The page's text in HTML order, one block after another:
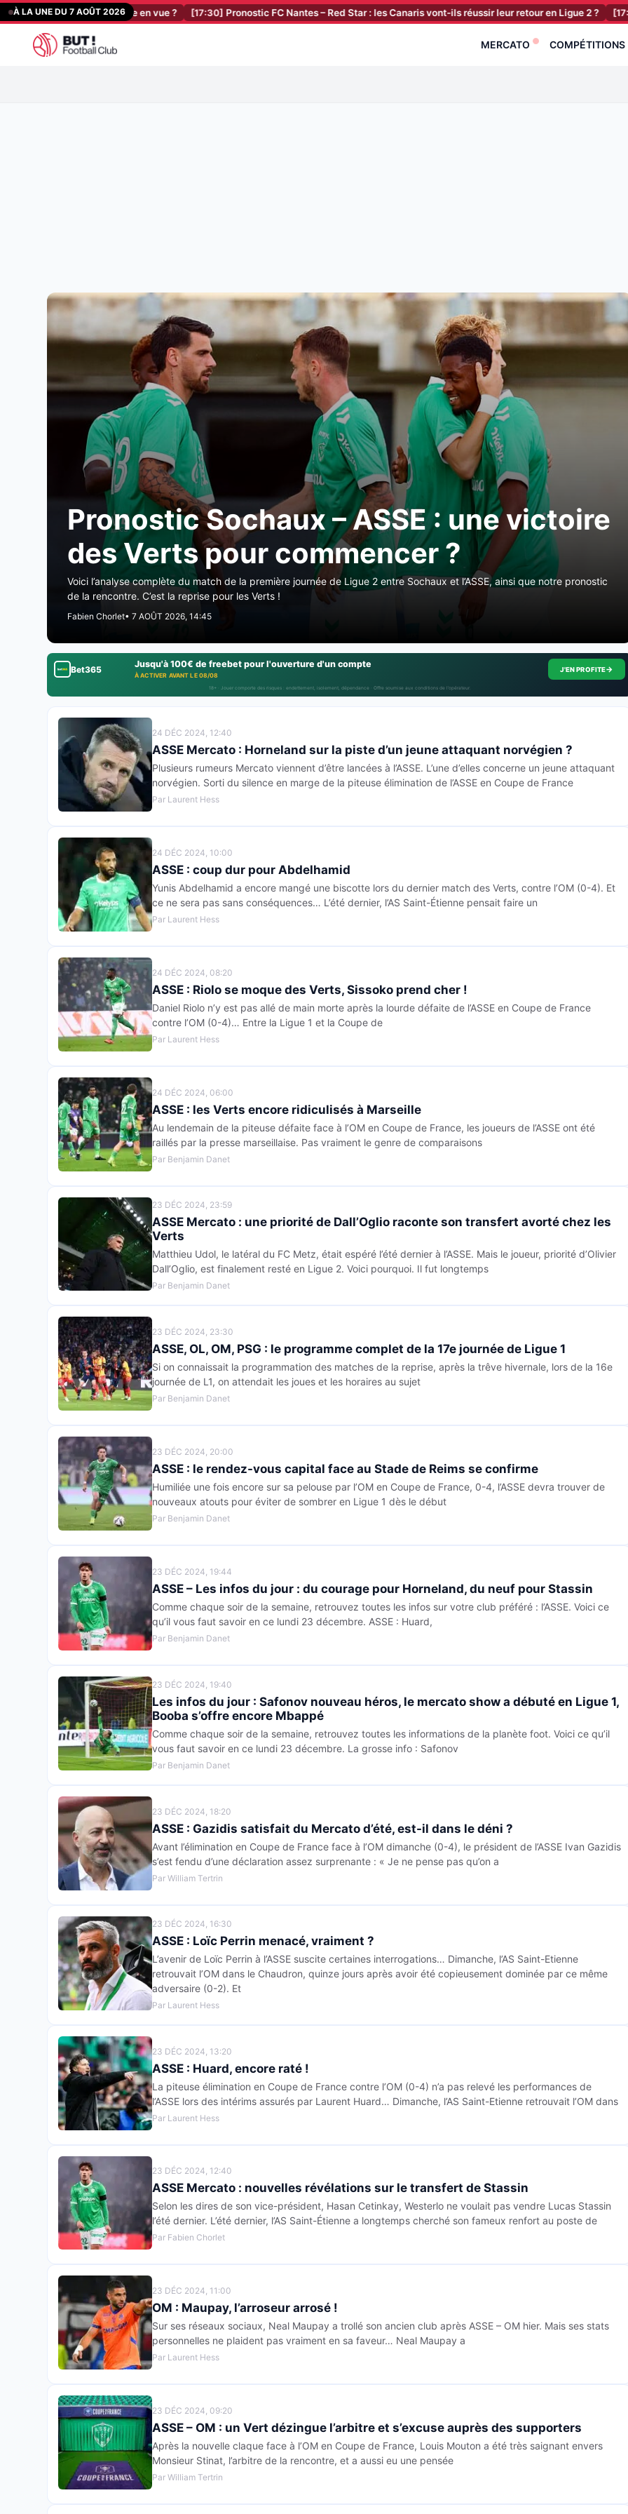
Aller
au
contenu
À LA UNE DU 7 AOÛT 2026
beau chèque en vue ? [17:30] Pronostic FC Nantes – Red Star : les Canaris vont-ils réussir leur retour en Ligue 2 ? [17:20] RC
MERCATO COMPÉTITIONS
Pronostic Sochaux – ASSE : une victoire
des Verts pour commencer ?
Voici l’analyse complète du match de la première journée de Ligue 2 entre Sochaux et l’ASSE, ainsi que notre pronostic
de la rencontre. C’est la reprise pour les Verts !
Fabien Chorlet• 7 AOÛT 2026, 14:45
Bet365 Jusqu'à 100€ de freebet pour l'ouverture d'un compte
À ACTIVER AVANT LE 08/08
J'EN PROFITE→
18+ · Jouer comporte des risques : endettement, isolement, dépendance · Offre soumise aux conditions de l’opérateur.
24 DÉC 2024, 12:40
ASSE Mercato : Horneland sur la piste d’un jeune attaquant norvégien ?
Plusieurs rumeurs Mercato viennent d’être lancées à l’ASSE. L’une d’elles concerne un jeune attaquant
norvégien. Sorti du silence en marge de la piteuse élimination de l’ASSE en Coupe de France
Par Laurent Hess
24 DÉC 2024, 10:00
ASSE : coup dur pour Abdelhamid
Yunis Abdelhamid a encore mangé une biscotte lors du dernier match des Verts, contre l’OM (0-4). Et
ce ne sera pas sans conséquences… L’été dernier, l’AS Saint-Étienne pensait faire un
Par Laurent Hess
24 DÉC 2024, 08:20
ASSE : Riolo se moque des Verts, Sissoko prend cher !
Daniel Riolo n’y est pas allé de main morte après la lourde défaite de l’ASSE en Coupe de France
contre l’OM (0-4)… Entre la Ligue 1 et la Coupe de
Par Laurent Hess
24 DÉC 2024, 06:00
ASSE : les Verts encore ridiculisés à Marseille
Au lendemain de la piteuse défaite face à l’OM en Coupe de France, les joueurs de l’ASSE ont été
raillés par la presse marseillaise. Pas vraiment le genre de comparaisons
Par Benjamin Danet
23 DÉC 2024, 23:59
ASSE Mercato : une priorité de Dall’Oglio raconte son transfert avorté chez les
Verts
Matthieu Udol, le latéral du FC Metz, était espéré l’été dernier à l’ASSE. Mais le joueur, priorité d’Olivier
Dall’Oglio, est finalement resté en Ligue 2. Voici pourquoi. Il fut longtemps
Par Benjamin Danet
23 DÉC 2024, 23:30
ASSE, OL, OM, PSG : le programme complet de la 17e journée de Ligue 1
Si on connaissait la programmation des matches de la reprise, après la trêve hivernale, lors de la 16e
journée de L1, on attendait les joues et les horaires au sujet
Par Benjamin Danet
23 DÉC 2024, 20:00
ASSE : le rendez-vous capital face au Stade de Reims se confirme
Humiliée une fois encore sur sa pelouse par l’OM en Coupe de France, 0-4, l’ASSE devra trouver de
nouveaux atouts pour éviter de sombrer en Ligue 1 dès le début
Par Benjamin Danet
23 DÉC 2024, 19:44
ASSE – Les infos du jour : du courage pour Horneland, du neuf pour Stassin
Comme chaque soir de la semaine, retrouvez toutes les infos sur votre club préféré : l’ASSE. Voici ce
qu’il vous faut savoir en ce lundi 23 décembre. ASSE : Huard,
Par Benjamin Danet
23 DÉC 2024, 19:40
Les infos du jour : Safonov nouveau héros, le mercato show a débuté en Ligue 1,
Booba s’offre encore Mbappé
Comme chaque soir de la semaine, retrouvez toutes les informations de la planète foot. Voici ce qu’il
vous faut savoir en ce lundi 23 décembre. La grosse info : Safonov
Par Benjamin Danet
23 DÉC 2024, 18:20
ASSE : Gazidis satisfait du Mercato d’été, est-il dans le déni ?
Avant l’élimination en Coupe de France face à l’OM dimanche (0-4), le président de l’ASSE Ivan Gazidis
s’est fendu d’une déclaration assez surprenante : « Je ne pense pas qu’on a
Par William Tertrin
23 DÉC 2024, 16:30
ASSE : Loïc Perrin menacé, vraiment ?
L’avenir de Loïc Perrin à l’ASSE suscite certaines interrogations… Dimanche, l’AS Saint-Etienne
retrouvait l’OM dans le Chaudron, quinze jours après avoir été copieusement dominée par ce même
adversaire (0-2). Et
Par Laurent Hess
23 DÉC 2024, 13:20
ASSE : Huard, encore raté !
La piteuse élimination en Coupe de France contre l’OM (0-4) n’a pas relevé les performances de
l’ASSE lors des intérims assurés par Laurent Huard… Dimanche, l’AS Saint-Etienne retrouvait l’OM dans
Par Laurent Hess
23 DÉC 2024, 12:40
ASSE Mercato : nouvelles révélations sur le transfert de Stassin
Selon les dires de son vice-président, Hasan Cetinkay, Westerlo ne voulait pas vendre Lucas Stassin
l’été dernier. L’été dernier, l’AS Saint-Étienne a longtemps cherché son fameux renfort au poste de
Par Fabien Chorlet
23 DÉC 2024, 11:00
OM : Maupay, l’arroseur arrosé !
Sur ses réseaux sociaux, Neal Maupay a trollé son ancien club après ASSE – OM hier. Mais ses stats
personnelles ne plaident pas vraiment en sa faveur… Neal Maupay a
Par Laurent Hess
23 DÉC 2024, 09:20
ASSE – OM : un Vert dézingue l’arbitre et s’excuse auprès des supporters
Après la nouvelle claque face à l’OM en Coupe de France, Louis Mouton a été très saignant envers
Monsieur Stinat, l’arbitre de la rencontre, et a aussi eu une pensée
Par William Tertrin